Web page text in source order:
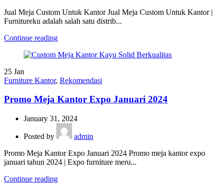
Jual Meja Custom Untuk Kantor Jual Meja Custom Untuk Kantor |
Furnitureku adalah salah satu distrib...
Continue reading
25 Jan
Furniture Kantor, Rekomendasi
Promo Meja Kantor Expo Januari 2024
January 31, 2024
Posted by
admin
Promo Meja Kantor Expo Januari 2024 Promo meja kantor expo
januari tahun 2024 | Expo furniture meru...
Continue reading